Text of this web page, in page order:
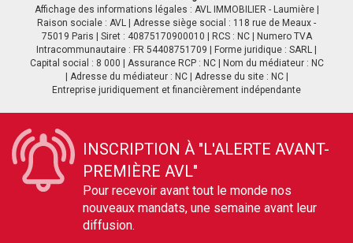
Affichage des informations légales : AVL IMMOBILIER - Laumière |
Raison sociale : AVL | Adresse siège social : 118 rue de Meaux -
75019 Paris | Siret : 40875170900010 | RCS : NC | Numero TVA
Intracommunautaire : FR 54408751709 | Forme juridique : SARL |
Capital social : 8 000 | Assurance RCP : NC | Nom du médiateur : NC
| Adresse du médiateur : NC | Adresse du site : NC |
Entreprise juridiquement et financièrement indépendante
INSCRIPTION À "L'ALERTE AVANT-
PREMIÈRE AVL"
Pour recevoir avant tout le monde nos
nouveaux mandats, une semaine avant leur
diffusion.